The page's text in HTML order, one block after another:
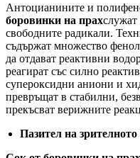
Антоцианините и
боровинки на прахслужат
свободните радикали.
съдържат множество
да отдават реактивни
реагират със силно
супероксидни аниони и
превръщат в стабилни,
прекъсват верижните
Пазител на зрителното